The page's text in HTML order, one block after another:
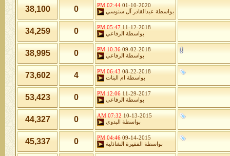
01-10-2020
02:44 PM
بواسطة عبدالقادر آل سنوسي 0
38,100
11-12-2018
05:47 PM
بواسطة
الرفاعي 0
34,259
09-02-2018
10:36 PM
بواسطة
الرفاعي 0
38,995
08-22-2018
06:43 PM
بواسطة
ام البنات 4
73,602
11-29-2017
12:06 PM
بواسطة
الرفاعي 0
53,423
10-13-2015
07:32 AM
بواسطة
البدوي 0
44,327
09-14-2015
04:46 PM
بواسطة
الفقيرة الشاذلية 0
45,337